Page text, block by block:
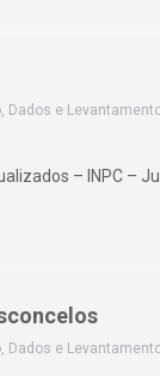
, Dados e
– INPC –
, Dados e